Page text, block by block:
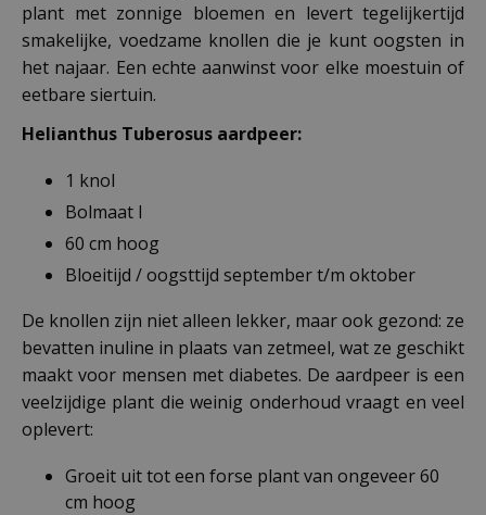
plant met zonnige bloemen en levert tegelijkertijd
smakelijke, voedzame knollen die je kunt oogsten in
het najaar. Een echte aanwinst voor elke moestuin of
eetbare siertuin.
Helianthus Tuberosus aardpeer:
1 knol
Bolmaat I
60 cm hoog
Bloeitijd / oogsttijd september t/m oktober
De knollen zijn niet alleen lekker, maar ook gezond: ze
bevatten inuline in plaats van zetmeel, wat ze geschikt
maakt voor mensen met diabetes. De aardpeer is een
veelzijdige plant die weinig onderhoud vraagt en veel
oplevert:
Groeit uit tot een forse plant van ongeveer 60
cm hoog